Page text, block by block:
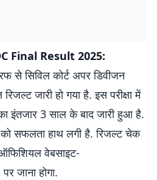
Final Result 2025:
से सिविल कोर्ट अपर डिवीजन
रिजल्ट जारी हो गया है. इस परीक्षा में
इंतजार 3 साल के बाद जारी हुआ है.
सफलता हाथ लगी है. रिजल्ट चेक
वेबसाइट-
जाना होगा.